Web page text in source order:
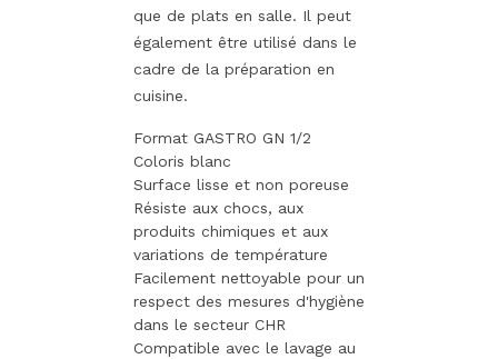
que de plats en salle. Il peut
également être utilisé dans le
cadre de la préparation en
cuisine.
Format GASTRO GN 1/2
Coloris blanc
Surface lisse et non poreuse
Résiste aux chocs, aux
produits chimiques et aux
variations de température
Facilement nettoyable pour un
respect des mesures d'hygiène
dans le secteur CHR
Compatible avec le lavage au